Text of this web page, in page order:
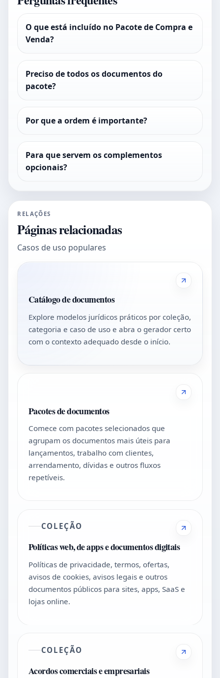
O que está incluído no Pacote de Compra e
Venda?
Preciso de todos os documentos do
pacote?
Por que a ordem é importante?
Para que servem os complementos
opcionais?
RELAÇÕES
Páginas relacionadas
Casos de uso populares
Catálogo de documentos
Explore modelos jurídicos práticos por coleção,
categoria e caso de uso e abra o gerador certo
com o contexto adequado desde o início.
Pacotes de documentos
Comece com pacotes selecionados que
agrupam os documentos mais úteis para
lançamentos, trabalho com clientes,
arrendamento, dívidas e outros fluxos
repetíveis.
COLEÇÃO
Políticas web, de apps e documentos digitais
Políticas de privacidade, termos, ofertas,
avisos de cookies, avisos legais e outros
documentos públicos para sites, apps, SaaS e
lojas online.
COLEÇÃO
Acordos comerciais e empresariais